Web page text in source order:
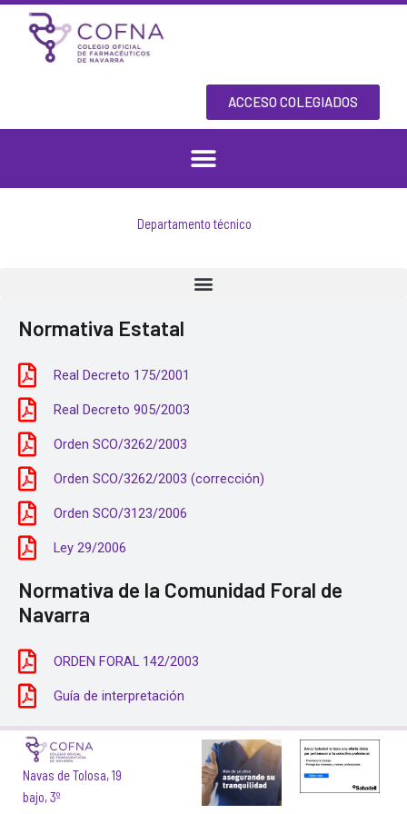
Skip
content
ACCESO COLEGIADOS
Departamento técnico
Normativa Estatal
Real Decreto 175/2001
Real Decreto 905/2003
Orden SCO/3262/2003
Orden SCO/3262/2003 (corrección)
Orden SCO/3123/2006
Ley 29/2006
Normativa de la Comunidad Foral de
Navarra
ORDEN FORAL 142/2003
Guía de interpretación
Navas de Tolosa, 19
bajo, 3º